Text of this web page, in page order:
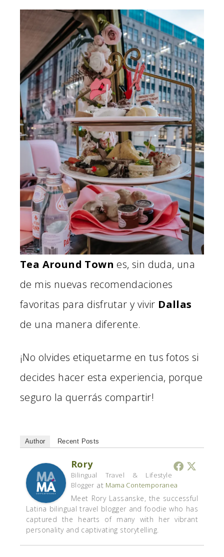
Tea Around Town es, sin duda, una
de mis nuevas recomendaciones
favoritas para disfrutar y vivir Dallas
de una manera diferente.
¡No olvides etiquetarme en tus fotos si
decides hacer esta experiencia, porque
seguro la querrás compartir!
Author Recent Posts
Rory
Bilingual Travel & Lifestyle
Blogger at Mama Contemporanea
Meet Rory Lassanske, the successful
Latina bilingual travel blogger and foodie who has
captured the hearts of many with her vibrant
personality and captivating storytelling.